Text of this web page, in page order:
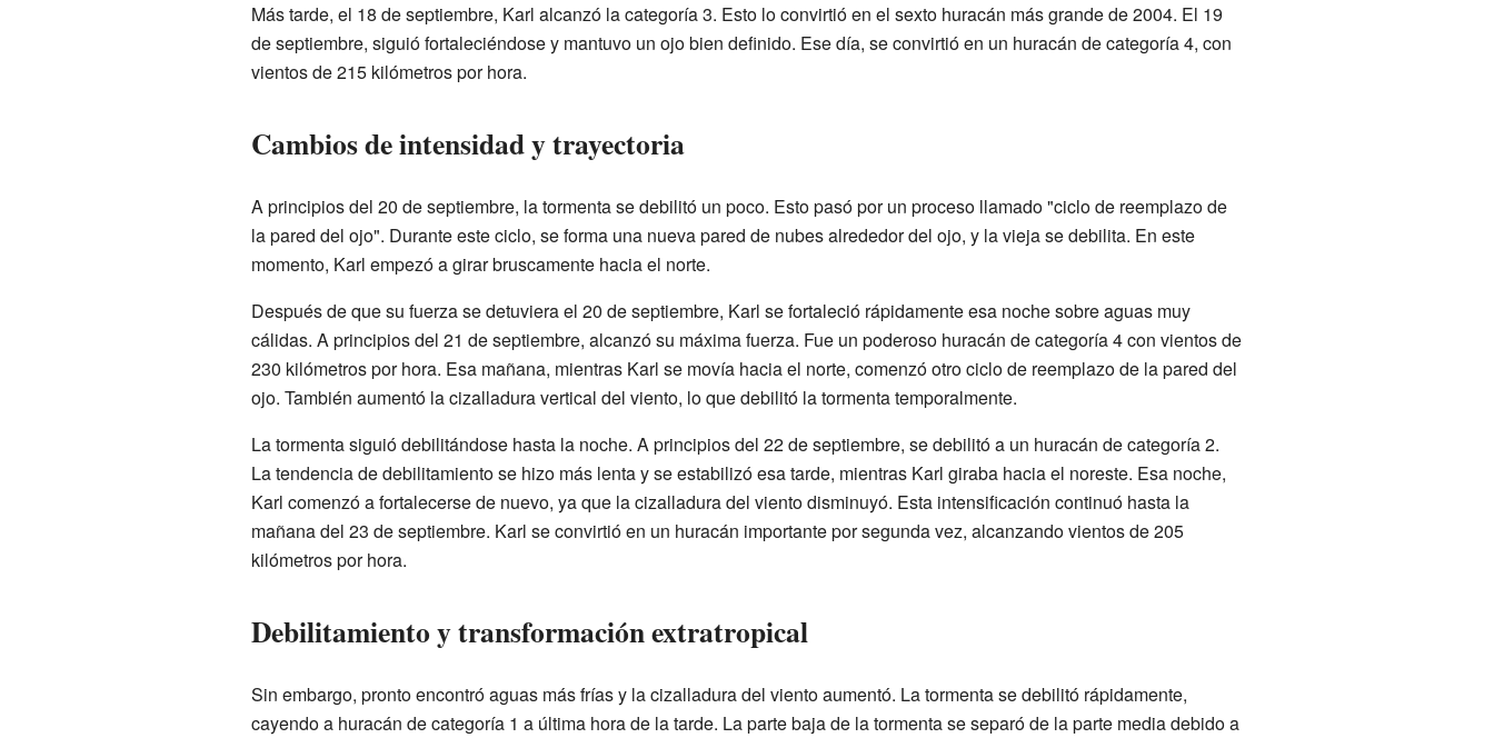
Más tarde, el 18 de septiembre, Karl alcanzó la categoría 3. Esto lo convirtió en el sexto huracán más grande de 2004. El 19
de septiembre, siguió fortaleciéndose y mantuvo un ojo bien definido. Ese día, se convirtió en un huracán de categoría 4, con
vientos de 215 kilómetros por hora.
Cambios de intensidad y trayectoria
A principios del 20 de septiembre, la tormenta se debilitó un poco. Esto pasó por un proceso llamado "ciclo de reemplazo de
la pared del ojo". Durante este ciclo, se forma una nueva pared de nubes alrededor del ojo, y la vieja se debilita. En este
momento, Karl empezó a girar bruscamente hacia el norte.
Después de que su fuerza se detuviera el 20 de septiembre, Karl se fortaleció rápidamente esa noche sobre aguas muy
cálidas. A principios del 21 de septiembre, alcanzó su máxima fuerza. Fue un poderoso huracán de categoría 4 con vientos de
230 kilómetros por hora. Esa mañana, mientras Karl se movía hacia el norte, comenzó otro ciclo de reemplazo de la pared del
ojo. También aumentó la cizalladura vertical del viento, lo que debilitó la tormenta temporalmente.
La tormenta siguió debilitándose hasta la noche. A principios del 22 de septiembre, se debilitó a un huracán de categoría 2.
La tendencia de debilitamiento se hizo más lenta y se estabilizó esa tarde, mientras Karl giraba hacia el noreste. Esa noche,
Karl comenzó a fortalecerse de nuevo, ya que la cizalladura del viento disminuyó. Esta intensificación continuó hasta la
mañana del 23 de septiembre. Karl se convirtió en un huracán importante por segunda vez, alcanzando vientos de 205
kilómetros por hora.
Debilitamiento y transformación extratropical
Sin embargo, pronto encontró aguas más frías y la cizalladura del viento aumentó. La tormenta se debilitó rápidamente,
cayendo a huracán de categoría 1 a última hora de la tarde. La parte baja de la tormenta se separó de la parte media debido a